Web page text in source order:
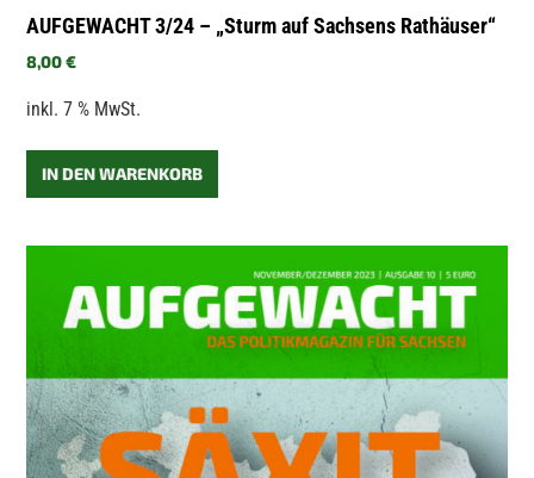
AUFGEWACHT 3/24 – „Sturm auf Sachsens Rathäuser“
8,00€
inkl. 7 % MwSt.
IN DEN WARENKORB